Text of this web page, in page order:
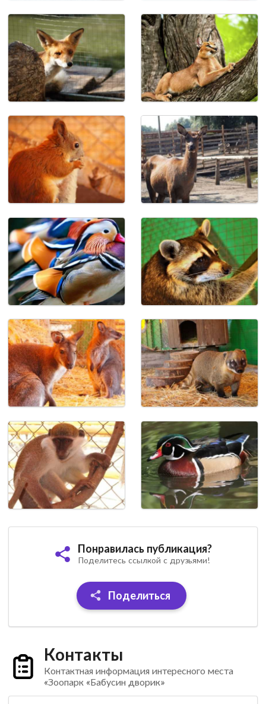
Понравилась публикация?
Поделитесь ссылкой с друзьями!
Поделиться
Контакты
Контактная информация интересного места
«Зоопарк «Бабусин дворик»